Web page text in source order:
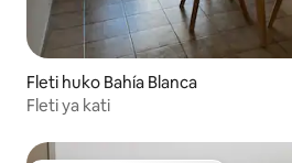
Fleti huko Bahía Blanca
Fleti ya kati